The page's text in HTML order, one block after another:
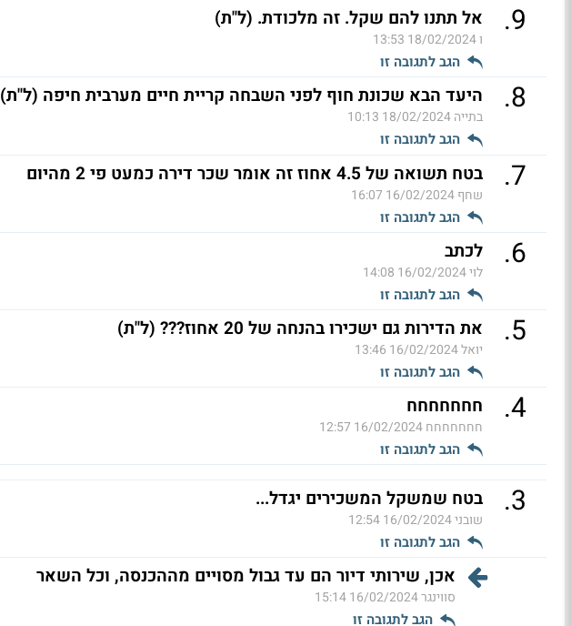
9
. אל תתנו להם שקל. זה מלכודת. (ל"ת)
ו18/02/2024 13:53
הגב לתגובה זו
8
. היעד הבא שכונת חוף לפני השבחה קריית חיים מערבית חיפה (ל"ת)
בתייה18/02/2024 10:13
הגב לתגובה זו
7
. בטח תשואה של 4.5 אחוז זה אומר שכר דירה כמעט פי 2 מהיום
שחף16/02/2024 16:07
הגב לתגובה זו
6
. לכתב
לוי16/02/2024 14:08
הגב לתגובה זו
5
. את הדירות גם ישכירו בהנחה של 20 אחוז??? (ל"ת)
יואל16/02/2024 13:46
הגב לתגובה זו
4
. חחחחחחח
חחחחחחח16/02/2024 12:57
הגב לתגובה זו
3
. בטח שמשקל המשכירים יגדל...
שובני16/02/2024 12:54
הגב לתגובה זו
אכן, שירותי דיור הם עד גבול מסויים מההכנסה, וכל השאר
סווינגר16/02/2024 15:14
הגב לתגובה זו